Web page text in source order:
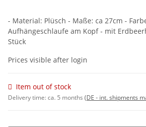
- Material: Plüsch - Maße: ca 27cm -
Aufhängeschlaufe am Kopf - mit
Stück
Prices visible after login
Item out of stock
Delivery time:ca. 5 months (DE - int. shipments